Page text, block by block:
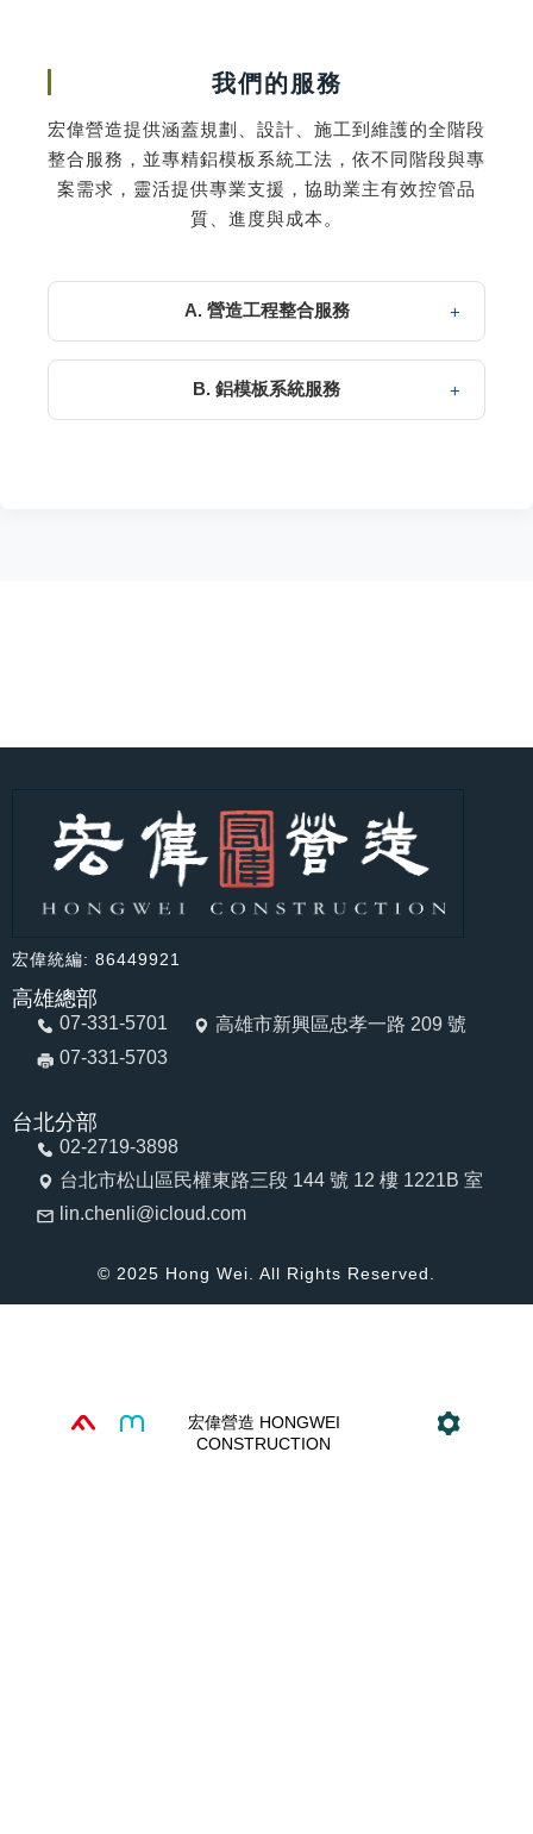
我們的服務
宏偉營造提供涵蓋規劃、設計、施工到維護的全階段
整合服務，並專精鋁模板系統工法，依不同階段與專
案需求，靈活提供專業支援，協助業主有效控管品
質、進度與成本。
A. 營造工程整合服務
B. 鋁模板系統服務
宏偉統編: 86449921
高雄總部
07-331-5701
高雄市新興區忠孝一路 209 號
07-331-5703
台北分部
02-2719-3898
台北市松山區民權東路三段 144 號 12 樓 1221B 室
lin.chenli@icloud.com
© 2025 Hong Wei. All Rights Reserved.
宏偉營造 HONGWEI
CONSTRUCTION